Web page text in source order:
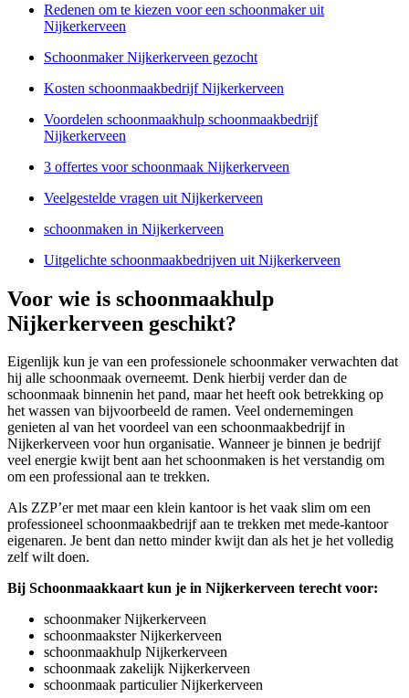
Redenen om te kiezen voor een schoonmaker uit
Nijkerkerveen
Schoonmaker Nijkerkerveen gezocht
Kosten schoonmaakbedrijf Nijkerkerveen
Voordelen schoonmaakhulp schoonmaakbedrijf
Nijkerkerveen
3 offertes voor schoonmaak Nijkerkerveen
Veelgestelde vragen uit Nijkerkerveen
schoonmaken in Nijkerkerveen
Uitgelichte schoonmaakbedrijven uit Nijkerkerveen
Voor wie is schoonmaakhulp
Nijkerkerveen geschikt?
Eigenlijk kun je van een professionele schoonmaker verwachten dat
hij alle schoonmaak overneemt. Denk hierbij verder dan de
schoonmaak binnenin het pand, maar het heeft ook betrekking op
het wassen van bijvoorbeeld de ramen. Veel ondernemingen
genieten al van het voordeel van een schoonmaakbedrijf in
Nijkerkerveen voor hun organisatie. Wanneer je binnen je bedrijf
veel energie kwijt bent aan het schoonmaken is het verstandig om
om een professional aan te trekken.
Als ZZP’er met maar een klein kantoor is het vaak slim om een
professioneel schoonmaakbedrijf aan te trekken met mede-kantoor
eigenaren. Je bent dan netto minder kwijt dan als het je het volledig
zelf wilt doen.
Bij Schoonmaakkaart kun je in Nijkerkerveen terecht voor:
schoonmaker Nijkerkerveen
schoonmaakster Nijkerkerveen
schoonmaakhulp Nijkerkerveen
schoonmaak zakelijk Nijkerkerveen
schoonmaak particulier Nijkerkerveen